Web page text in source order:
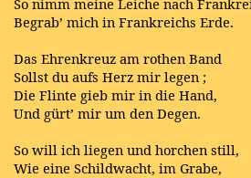
Begrab’ mich in Frankreichs Erde.
Das Ehrenkreuz am rothen Band
Sollst du aufs Herz mir legen ;
Die Flinte gieb mir in die Hand,
Und gürt’ mir um den Degen.
So will ich liegen und horchen still,
Wie eine Schildwacht, im Grabe,